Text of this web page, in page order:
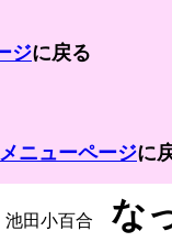
ジに戻る
ニューページに
池田小百合 な